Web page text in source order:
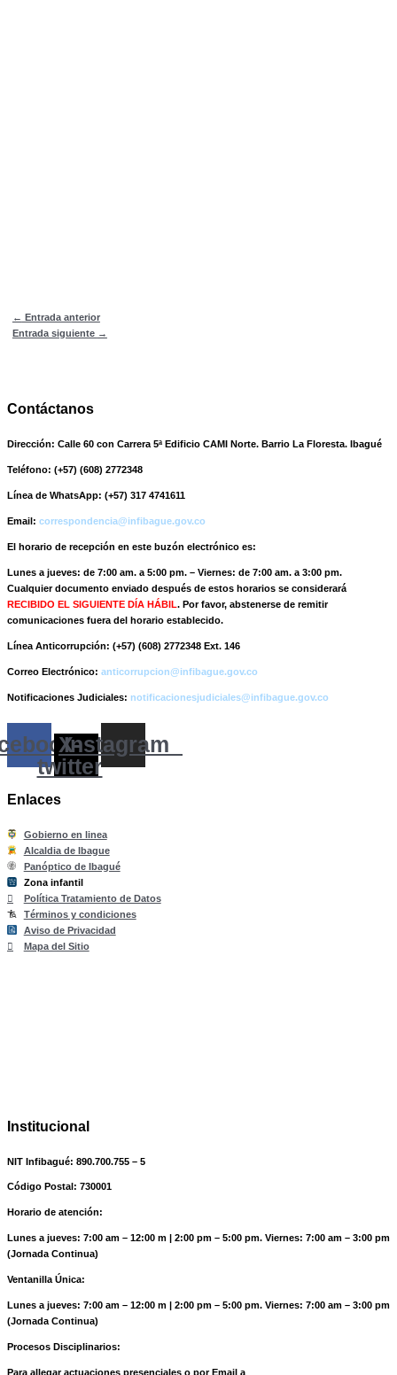
← Entrada anterior
Entrada siguiente →
Contáctanos
Dirección: Calle 60 con Carrera 5ª Edificio CAMI Norte. Barrio La Floresta. Ibagué
Teléfono: (+57) (608) 2772348
Línea de WhatsApp: (+57) 317 4741611
Email: correspondencia@infibague.gov.co
El horario de recepción en este buzón electrónico es:
Lunes a jueves: de 7:00 am. a 5:00 pm. – Viernes: de 7:00 am. a 3:00 pm.
Cualquier documento enviado después de estos horarios se considerará
RECIBIDO EL SIGUIENTE DÍA HÁBIL. Por favor, abstenerse de remitir
comunicaciones fuera del horario establecido.
Línea Anticorrupción: (+57) (608) 2772348 Ext. 146
Correo Electrónico: anticorrupcion@infibague.gov.co
Notificaciones Judiciales: notificacionesjudiciales@infibague.gov.co
X-
twitter
Instagram
Enlaces
Gobierno en linea
Alcaldia de Ibague
Panóptico de Ibagué
Zona infantil
Política Tratamiento de Datos
Términos y condiciones
Aviso de Privacidad
Mapa del Sitio
Institucional
NIT Infibagué: 890.700.755 – 5
Código Postal: 730001
Horario de atención:
Lunes a jueves: 7:00 am – 12:00 m | 2:00 pm – 5:00 pm. Viernes: 7:00 am – 3:00 pm
(Jornada Continua)
Ventanilla Única:
Lunes a jueves: 7:00 am – 12:00 m | 2:00 pm – 5:00 pm. Viernes: 7:00 am – 3:00 pm
(Jornada Continua)
Procesos Disciplinarios:
Para allegar actuaciones presenciales o por Email a